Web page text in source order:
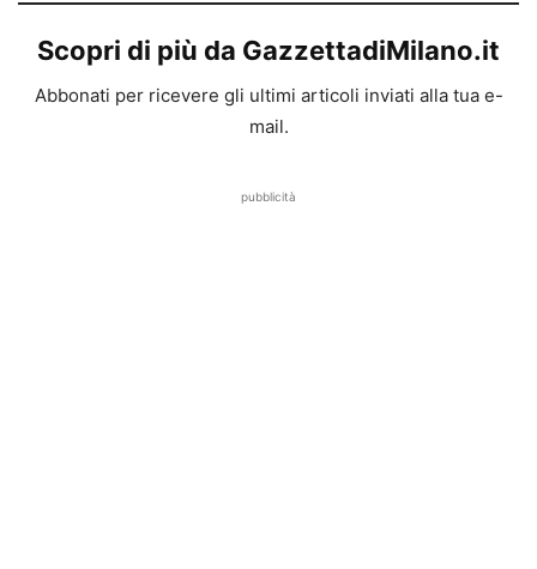
Scopri di più da GazzettadiMilano.it
Abbonati per ricevere gli ultimi articoli inviati alla tua e-
mail.
pubblicità